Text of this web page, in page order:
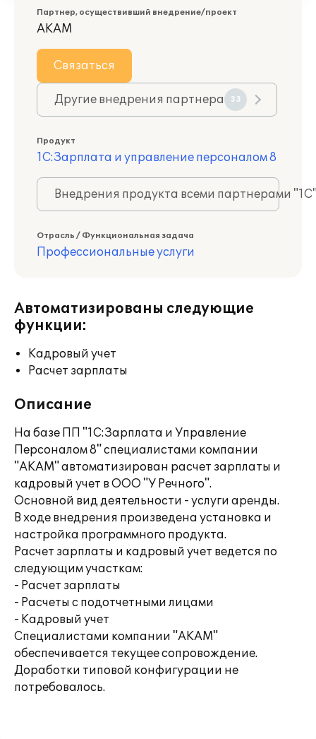
Партнер, осуществивший внедрение/проект
АКАМ
Связаться
Другие внедрения партнера 33
Продукт
1С:Зарплата и управление персоналом 8
Внедрения продукта всеми партнерами
Отрасль / Функциональная задача
Профессиональные услуги
Автоматизированы следующие
функции:
Кадровый учет
Расчет зарплаты
Описание
На базе ПП "1С:Зарплата и Управление
Персоналом 8" специалистами компании
"АКАМ" автоматизирован расчет зарплаты и
кадровый учет в ООО "У Речного".
Основной вид деятельности - услуги аренды.
В ходе внедрения произведена установка и
настройка программного продукта.
Расчет зарплаты и кадровый учет ведется по
следующим участкам:
- Расчет зарплаты
- Расчеты с подотчетными лицами
- Кадровый учет
Специалистами компании "АКАМ"
обеспечивается текущее сопровождение.
Доработки типовой конфигурации не
потребовалось.